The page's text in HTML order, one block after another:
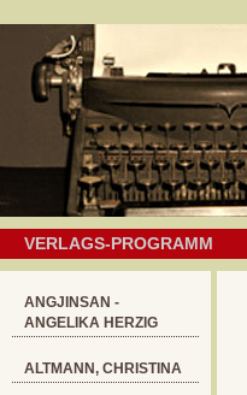
VERLAGS-PROGRAMM
ANGJINSAN -
ANGELIKA HERZIG
ALTMANN, CHRISTINA